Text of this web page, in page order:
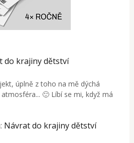
do krajiny dětství
úplně z toho na mě dýchá
🙂 Líbí se mi, když má
: Návrat do krajiny dětství